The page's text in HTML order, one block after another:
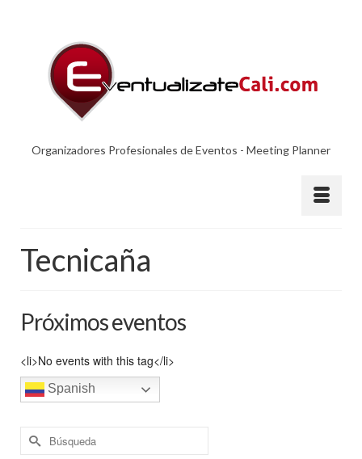
Organizadores Profesionales de Eventos - Meeting Planner
Tecnicaña
Próximos eventos
<li>No events with this tag</li>
Spanish
Buscar
por: